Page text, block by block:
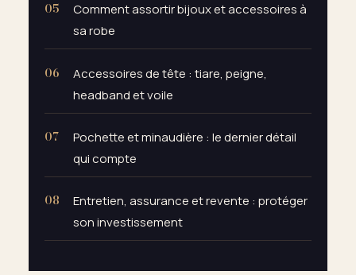
Comment assortir bijoux et accessoires à
sa robe
Accessoires de tête : tiare, peigne,
headband et voile
Pochette et minaudière : le dernier détail
qui compte
Entretien, assurance et revente : protéger
son investissement